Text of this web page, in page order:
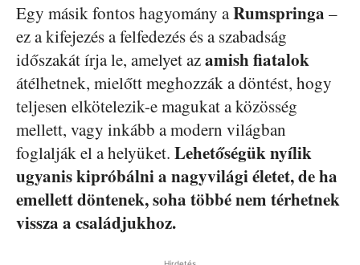
Egy másik fontos hagyomány aRumspringa –
ez a kifejezés a felfedezés és a szabadság
időszakát írja le, amelyet azamish fiatalok
átélhetnek, mielőtt meghozzák a döntést, hogy
teljesen elkötelezik-e magukat a közösség
mellett, vagy inkább a modern világban
foglalják el a helyüket. Lehetőségük nyílik
ugyanis kipróbálni a nagyvilági életet, de ha
emellett döntenek, soha többé nem térhetnek
vissza a családjukhoz.